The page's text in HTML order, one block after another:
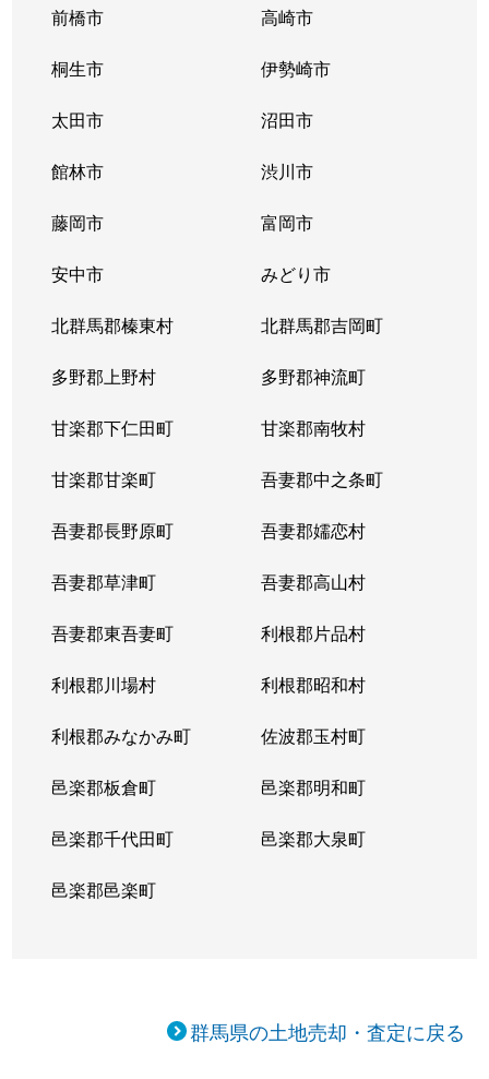
前橋市 高崎市
桐生市 伊勢崎市
太田市 沼田市
館林市 渋川市
藤岡市 富岡市
安中市 みどり市
北群馬郡榛東村 北群馬郡吉岡町
多野郡上野村 多野郡神流町
甘楽郡下仁田町 甘楽郡南牧村
甘楽郡甘楽町 吾妻郡中之条町
吾妻郡長野原町 吾妻郡嬬恋村
吾妻郡草津町 吾妻郡高山村
吾妻郡東吾妻町 利根郡片品村
利根郡川場村 利根郡昭和村
利根郡みなかみ町 佐波郡玉村町
邑楽郡板倉町 邑楽郡明和町
邑楽郡千代田町 邑楽郡大泉町
邑楽郡邑楽町
群馬県の土地売却・査定に戻る